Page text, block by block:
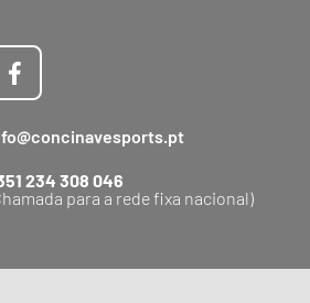
234 308 046
para a rede fixa nacional)